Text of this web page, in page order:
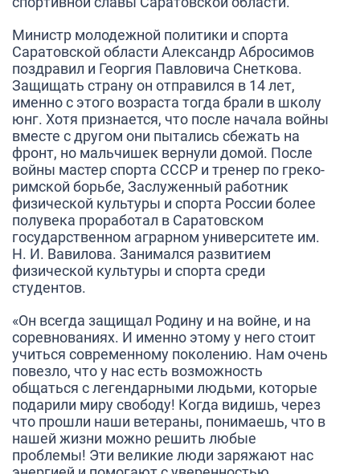
Министр молодежной политики и спорта
Саратовской области Александр Абросимов
поздравил и Георгия Павловича Снеткова.
Защищать страну он отправился в 14 лет,
именно с этого возраста тогда брали в школу
юнг. Хотя признается, что после начала войны
вместе с другом они пытались сбежать на
фронт, но мальчишек вернули домой. После
войны мастер спорта СССР и тренер по греко-
римской борьбе, Заслуженный работник
физической культуры и спорта России более
полувека проработал в Саратовском
государственном аграрном университете им.
Н. И. Вавилова. Занимался развитием
физической культуры и спорта среди
студентов.
«Он всегда защищал Родину и на войне, и на
соревнованиях. И именно этому у него стоит
учиться современному поколению. Нам очень
повезло, что у нас есть возможность
общаться с легендарными людьми, которые
подарили миру свободу! Когда видишь, через
что прошли наши ветераны, понимаешь, что в
нашей жизни можно решить любые
проблемы! Эти великие люди заряжают нас